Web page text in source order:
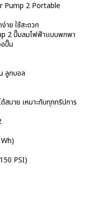
Pump 2 Portable
ย ใช้สะดวก
2 ปั๊มลมไฟฟ้าแบบพกพา
ปั๊ม
ลูกบอล
สบาย เหมาะกับทุกทริปการ
PSI)